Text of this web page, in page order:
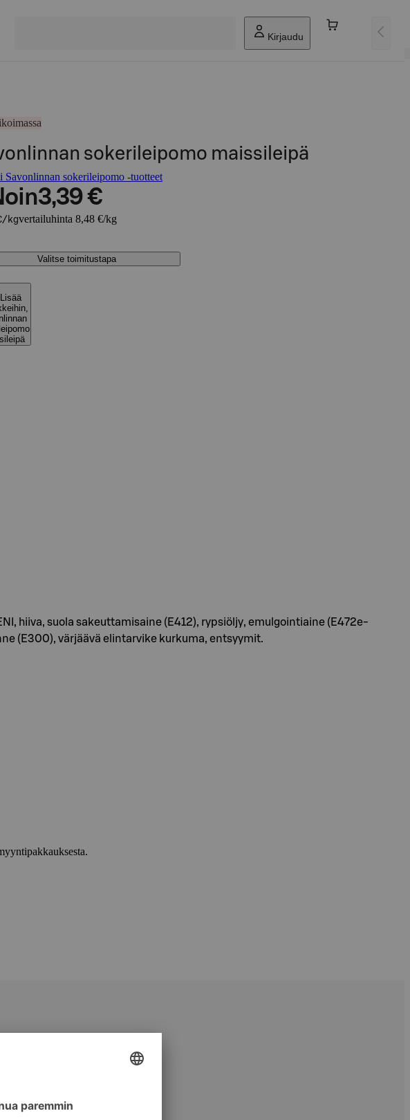
Kirjaudu
sokerileipomo maissileipä
Savonlinnan sokerileipomo -tuotteet
3,39 €
kgvertailuhinta 8,48 €/kg
Valitse toimitustapa
Lisää
hiiva, suola sakeuttamisaine (E412), rypsiöljy, emulgointiaine (E472e-
(E300), värjäävä elintarvike kurkuma, entsyymit.